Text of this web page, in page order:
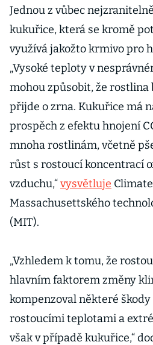
Jednou z vůbec
kukuřice, která se kromě
využívá jakožto krmivo pro
„Vysoké teploty v
mohou způsobit, že
přijde o zrna. Kukuřice má
prospěch z efektu hnojení
mnoha rostlinám, včetně
růst s rostoucí koncentrací
vzduchu,“vysvětluje
Massachusettského
(MIT).
„Vzhledem k tomu, že
hlavním faktorem změny
kompenzoval některé škody
rostoucími teplotami a
však v případě kukuřice,“